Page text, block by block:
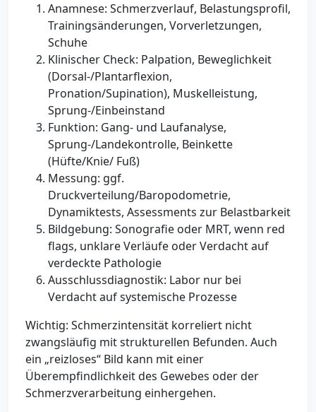
Anamnese: Schmerzverlauf, Belastungsprofil,
Trainingsänderungen, Vorverletzungen,
Schuhe
Klinischer Check: Palpation, Beweglichkeit
(Dorsal-/Plantarflexion,
Pronation/Supination), Muskelleistung,
Sprung-/Einbeinstand
Funktion: Gang- und Laufanalyse,
Sprung-/Landekontrolle, Beinkette
(Hüfte/Knie/ Fuß)
Messung: ggf.
Druckverteilung/Baropodometrie,
Dynamiktests, Assessments zur Belastbarkeit
Bildgebung: Sonografie oder MRT, wenn red
flags, unklare Verläufe oder Verdacht auf
verdeckte Pathologie
Ausschlussdiagnostik: Labor nur bei
Verdacht auf systemische Prozesse
Wichtig: Schmerzintensität korreliert nicht
zwangsläufig mit strukturellen Befunden. Auch
ein „reizloses“ Bild kann mit einer
Überempfindlichkeit des Gewebes oder der
Schmerzverarbeitung einhergehen.